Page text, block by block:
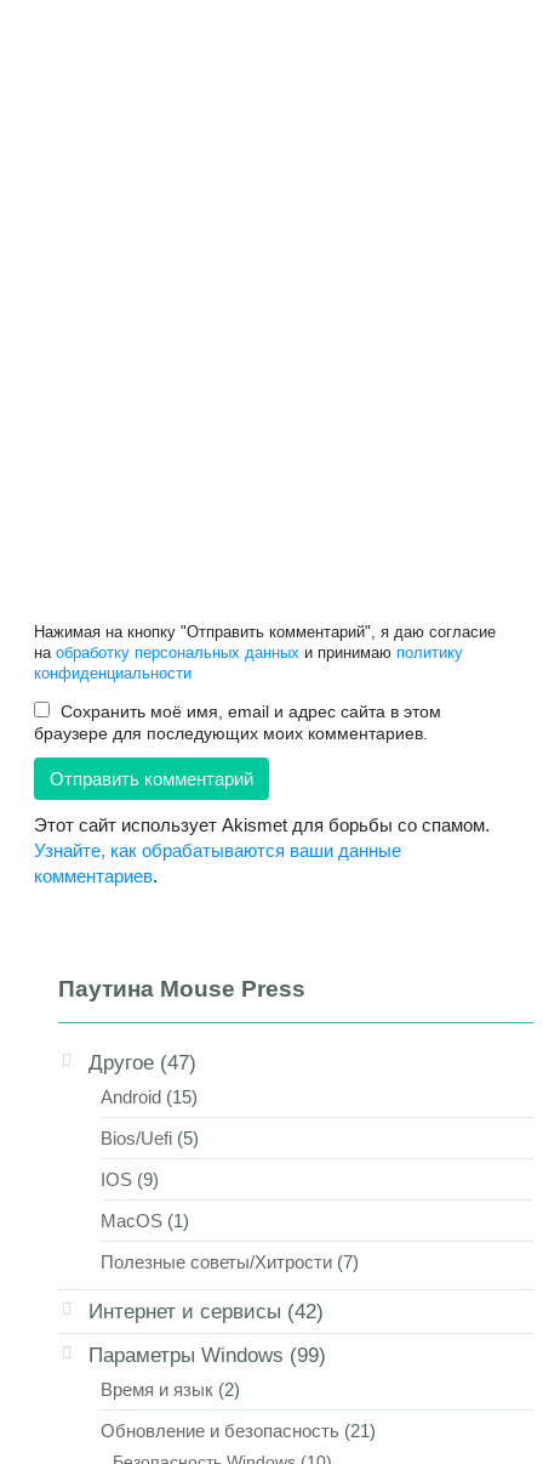
Нажимая на кнопку "Отправить комментарий", я даю согласие
на обработку персональных данных и принимаю политику
конфиденциальности
Сохранить моё имя, email и адрес сайта в этом
браузере для последующих моих комментариев.
Этот сайт использует Akismet для борьбы со спамом.
Узнайте, как обрабатываются ваши данные
комментариев.
Паутина Mouse Press
Другое (47)
Android (15)
Bios/Uefi (5)
IOS (9)
MacOS (1)
Полезные советы/Хитрости (7)
Интернет и сервисы (42)
Параметры Windows (99)
Время и язык (2)
Обновление и безопасность (21)